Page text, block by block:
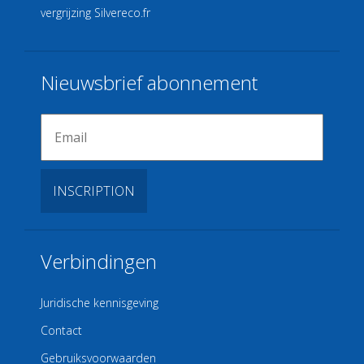
vergrijzing Silvereco.fr
Nieuwsbrief abonnement
Verbindingen
Juridische kennisgeving
Contact
Gebruiksvoorwaarden